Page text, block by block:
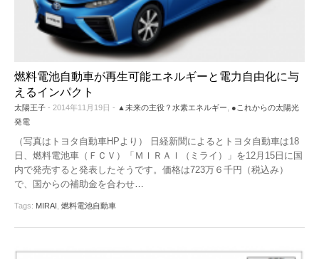
燃料電池自動車が再生可能エネルギーと電力自由化に与
えるインパクト
太陽王子 - 2014年11月19日 - ▲未来の主役？水素エネルギー
●これからの太陽光
発電
（写真はトヨタ自動車HPより） 日経新聞によるとトヨタ自動車は18
日、燃料電池車（ＦＣＶ）「ＭＩＲＡＩ（ミライ）」を12月15日に国
内で発売すると発表したそうです。価格は723万６千円（税込み）
で、国からの補助金を合わせ…
Tags: MIRAI 燃料電池自動車